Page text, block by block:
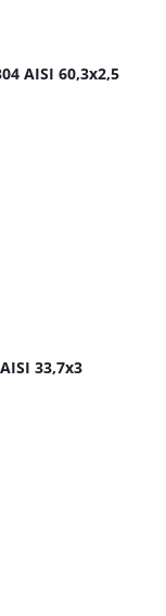
AISI 60,3х2,5
33,7х3